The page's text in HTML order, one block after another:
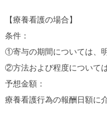
【療養看護の場合】
条件：
①寄与の期間については、
②方法および程度について
予想金額：
療養看護行為の報酬日額に